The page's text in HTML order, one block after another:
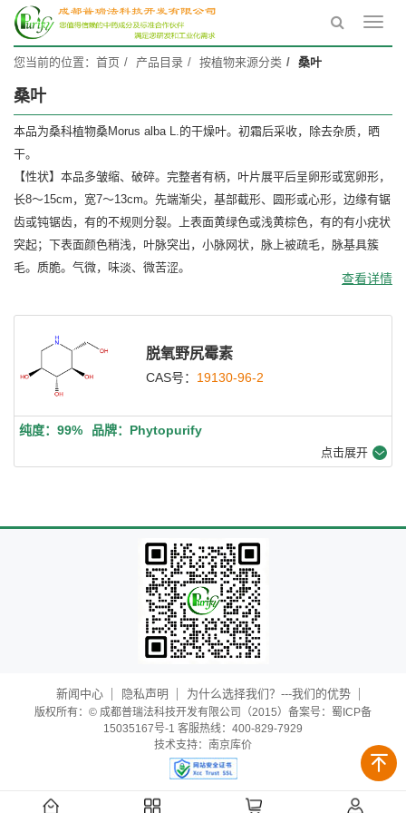
您当前的位置： 首页 产品目录 按植物来源分类 桑叶
桑叶
本品为桑科植物桑Morus alba L.的干燥叶。初霜后采收，除去杂质，晒
干。
【性状】本品多皱缩、破碎。完整者有柄，叶片展平后呈卵形或宽卵形，
长8～15cm，宽7～13cm。先端渐尖，基部截形、圆形或心形，边缘有锯
齿或钝锯齿，有的不规则分裂。上表面黄绿色或浅黄棕色，有的有小疣状
突起；下表面颜色稍浅，叶脉突出，小脉网状，脉上被疏毛，脉基具簇
毛。质脆。气微，味淡、微苦涩。
查看详情
脱氧野尻霉素
CAS号： 19130-96-2
纯度：99% 品牌：Phytopurify
点击展开
新闻中心 隐私声明 为什么选择我们？---我们的优势
版权所有：© 成都普瑞法科技开发有限公司（2015）备案号：蜀ICP备
15035167号-1 客服热线：400-829-7929
技术支持： 南京库价